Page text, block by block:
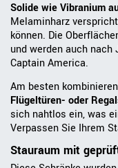
Solide wie Vibranium
Melaminharz
können. Die
und werden auch
Captain America.
Am besten
Flügeltüren- oder
sich nahtlos ein, was
Verpassen Sie Ihrem
Stauraum mit